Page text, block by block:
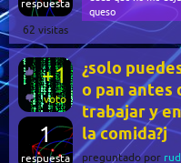
respuesta
62 visitas
queso
+1
voto
1
respuesta
¿solo
o pan antes
trabajar y
la comida?j
preguntado por